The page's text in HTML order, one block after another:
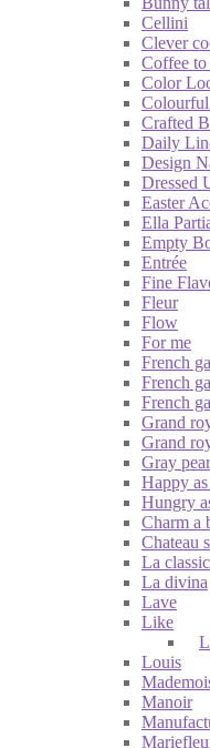
Cellini
Clever
Coffee to
Color
Crafted
Daily
Design
Dressed
Easter
Ella
Empty
Entrée
Fine
Fleur
Flow
For me
French
French
French
Grand
Grand
Gray
Happy
Hungry
Charm a
Chateau
La
La divina
Lave
Like
Louis
Manoir